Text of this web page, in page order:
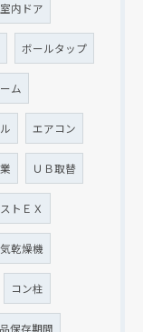
室内ドア
ボールタップ
ム
エアコン
ＵＢ取替
トＥＸ
乾燥機
コン柱
保存期間